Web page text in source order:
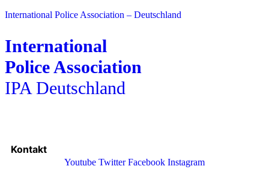
International Police Association – Deutschland
International
Police Association
IPA Deutschland
Kontakt
Youtube Twitter Facebook Instagram